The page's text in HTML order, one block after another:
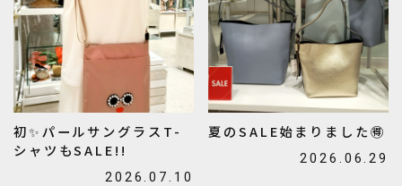
初✨️パールサングラスT-
シャツもSALE!!
2026.07.10
夏のSALE始まりました🉐
2026.06.29